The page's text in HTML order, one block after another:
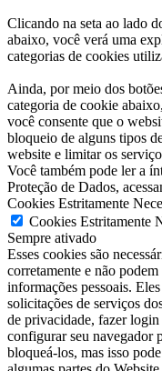
Clicando na seta ao lado
abaixo, você verá uma
categorias de cookies
Ainda, por meio dos
categoria de cookie
você consente que o
bloqueio de alguns tipos
website e limitar os
Você também pode ler a
Proteção de Dados,
Cookies Estritamente
Cookies Estritamente
Sempre ativado
Esses cookies são
corretamente e não
informações pessoais.
solicitações de serviços
de privacidade, fazer
configurar seu navegador
bloqueá-los, mas isso